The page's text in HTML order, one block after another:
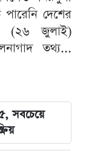
দেশের
(২৬ জুলাই)
তথ্য...
সবচেয়ে